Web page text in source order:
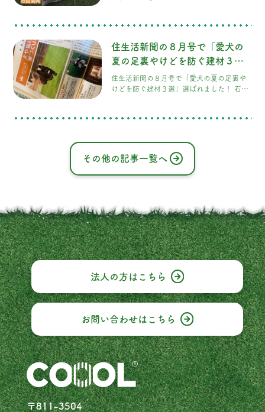
住生活新聞の８月号で「愛犬の
夏の足裏やけどを防ぐ建材３
選」選ばれました！
住生活新聞の８月号で「愛犬の夏の足裏や
けどを防ぐ建材３選」選ばれました！ 石灰
優しい肌触りとクッション性で真夏も気持
から。夏の足裏やけどを防ぎます！
その他の記事一覧へ
法人の方はこちら
お問い合わせはこちら
〒811-3504